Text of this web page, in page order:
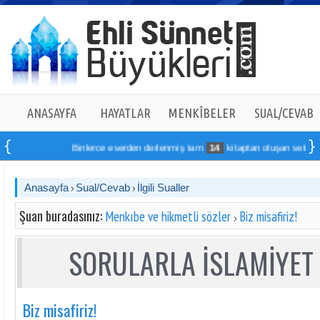
ANASAYFA HAYATLAR MENKÎBELER SUAL/CEVAB
Binlerce eserden derlenmiş tam 14 kitaptan oluşan seti
Anasayfa Sual/Cevab İlgili Sualler
Şuan buradasınız: Menkıbe ve hikmetli sözler Biz misafiriz!
SORULARLA
Biz misafiriz!